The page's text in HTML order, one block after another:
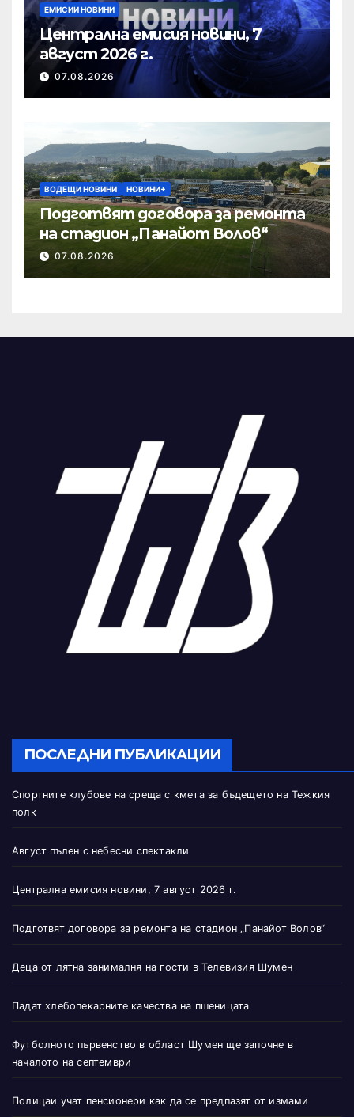
ЕМИСИИ НОВИНИ
Централна емисия новини, 7
август 2026 г.
07.08.2026
ВОДЕЩИ НОВИНИ НОВИНИ+
Подготвят договора за ремонта
на стадион „Панайот Волов“
07.08.2026
ПОСЛЕДНИ ПУБЛИКАЦИИ
Спортните клубове на среща с кмета за бъдещето на Тежкия
полк
Август пълен с небесни спектакли
Централна емисия новини, 7 август 2026 г.
Подготвят договора за ремонта на стадион „Панайот Волов“
Деца от лятна занималня на гости в Телевизия Шумен
Падат хлебопекарните качества на пшеницата
Футболното първенство в област Шумен ще започне в
началото на септември
Полицаи учат пенсионери как да се предпазят от измами